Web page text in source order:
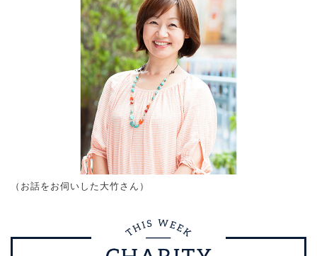
（お話をお伺いした大竹さん）